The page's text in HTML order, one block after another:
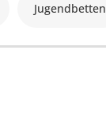
Jugendbetten